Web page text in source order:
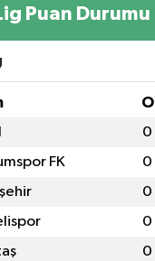
Puan Durumu
O
0
FK 0
0
0
0